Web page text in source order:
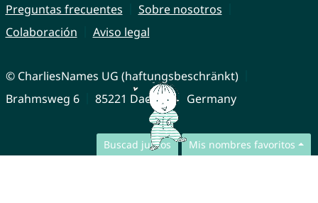
Buscad juntos Mis nombres favoritos
Preguntas frecuentes
Sobre nosotros
Colaboración
Aviso legal
© CharliesNames UG (haftungsbeschränkt)
Brahmsweg 6
85221 Dachau Germany